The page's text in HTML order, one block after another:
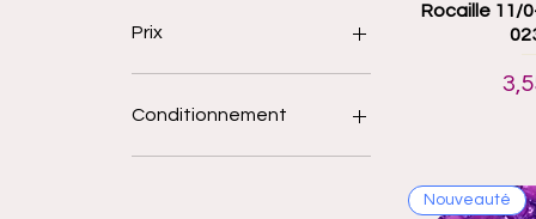
Prix
Conditionnement
8.0 gr
Rocaille 11/
Nouveauté